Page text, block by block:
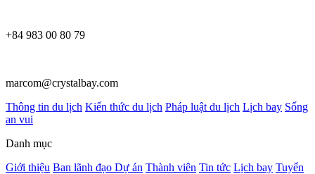
+84 983 00 80 79
marcom@crystalbay.com
Thông tin du lịch Kiến thức du lịch Pháp luật du lịch Lịch bay Sống
an vui
Danh mục
Giới thiệu Ban lãnh đạo Dự án Thành viên Tin tức Lịch bay Tuyển